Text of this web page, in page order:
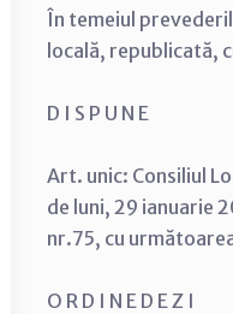
În temeiul
locală, republicată,
D I S P U N E
Art. unic: Consiliul
de luni, 29 ianuarie
nr.75, cu
O R D I N E D E Z I